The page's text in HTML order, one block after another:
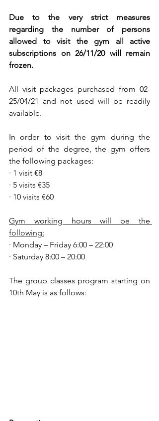
Due to the very strict measures
regarding the number of persons
allowed to visit the gym all active
subscriptions on 26/11/20 will remain
frozen.
All visit packages purchased from 02-
25/04/21 and not used will be readily
available.
In order to visit the gym during the
period of the degree, the gym offers
the following packages:
· 1 visit €8
· 5 visits €35
· 10 visits €60
Gym working hours will be the
following:
· Monday – Friday 6:00 – 22:00
· Saturday 8:00 – 20:00
The group classes program starting on
10th May is as follows: